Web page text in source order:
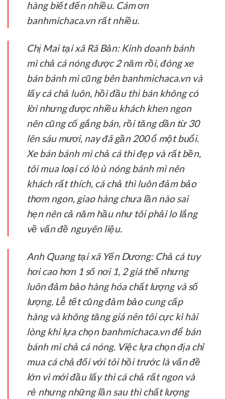
hàng biết đến nhiều. Cám ơn
banhmichaca.vn rất nhiều.
Chị Mai tại xã Rã Bản:Kinh doanh bánh
mì chả cá nóng được 2 năm rồi, đóng xe
bán bánh mì cũng bên banhmichaca.vn và
lấy cá chả luôn, hồi đầu thì bán không có
lời nhưng được nhiều khách khen ngon
nên cũng cố gắng bán, rồi tăng dần từ 30
lên sáu mươi, nay đã gần 200 ổ một buổi.
Xe bán bánh mì chả cá thì đẹp và rất bền,
tôi mua loại có lò ủ nóng bánh mì nên
khách rất thích, cá chả thì luôn đảm bảo
thơm ngon, giao hàng chưa lần nào sai
hẹn nên cả năm hầu như tôi phải lo lắng
về vấn đề nguyên liệu.
Anh Quang tại xã Yến Dương:Chả cá tuy
hơi cao hơn 1 số nơi 1, 2 giá thế nhưng
luôn đảm bảo hàng hóa chất lượng và số
lượng. Lễ tết cũng đảm bảo cung cấp
hàng và không tăng giá nên tôi cực kì hài
lòng khi lựa chọn banhmichaca.vn để bán
bánh mì chả cá nóng. Việc lựa chọn địa chỉ
mua cá chả đối với tôi hồi trước là vấn đề
lớn vì mới đầu lấy thì cá chả rất ngon và
rẻ nhưng những lần sau thì chất lượng